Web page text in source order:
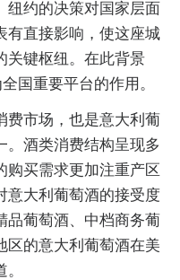
纽约的决策对国家层面
有直接影响，使这座城
关键枢纽。在此背景
国重要平台的作用。
费市场，也是意大利葡
。酒类消费结构呈现多
购买需求更加注重产区
意大利葡萄酒的接受度
品葡萄酒、中档商务葡
区的意大利葡萄酒在美